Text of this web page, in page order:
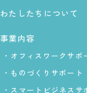
わたしたちについて
事業内容
オフィスワークサポ
ものづくりサポート
スマートビジネスサ